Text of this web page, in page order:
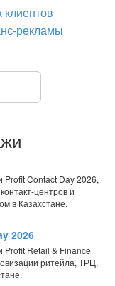
клиентов
рекламы
Contact Day 2026,
центров и
в Казахстане.
2026
Retail & Finance
ритейла, ТРЦ,